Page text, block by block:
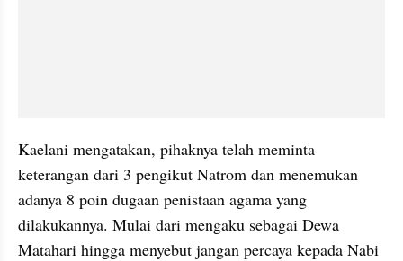
Kaelani mengatakan, pihaknya telah meminta
keterangan dari 3 pengikut Natrom dan menemukan
adanya 8 poin dugaan penistaan agama yang
dilakukannya. Mulai dari mengaku sebagai Dewa
Matahari hingga menyebut jangan percaya kepada Nabi